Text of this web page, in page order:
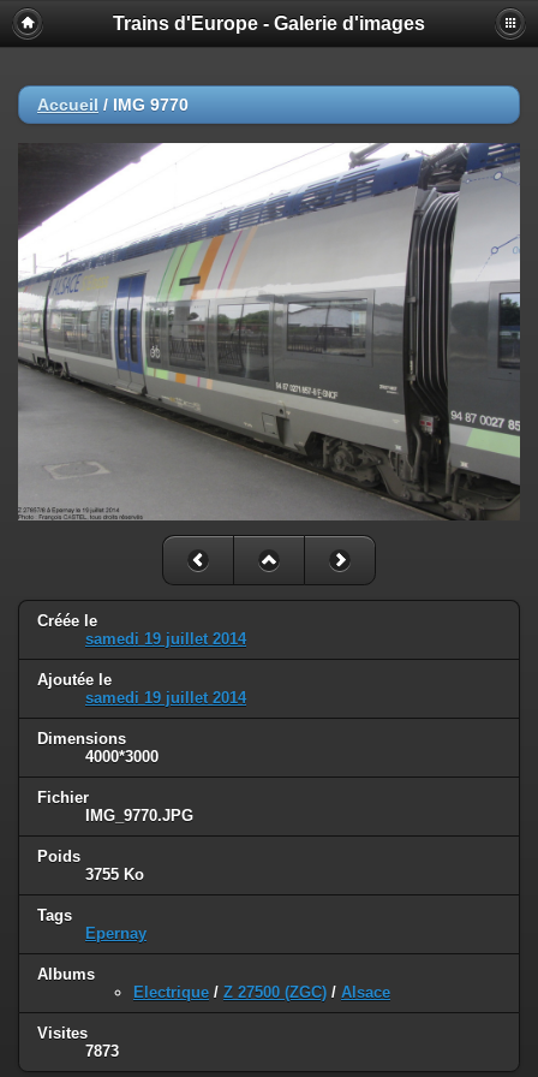
Trains d'Europe - Galerie d'images
Accueil / IMG 9770
Créée le
samedi 19 juillet 2014
Ajoutée le
samedi 19 juillet 2014
Dimensions
4000*3000
Fichier
IMG_9770.JPG
Poids
3755 Ko
Tags
Epernay
Albums
Electrique / Z 27500 (ZGC) / Alsace
Visites
7873